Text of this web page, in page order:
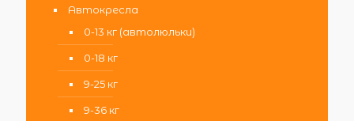
Автокресла
0-13 кг (автолюльки)
0-18 кг
9-25 кг
9-36 кг